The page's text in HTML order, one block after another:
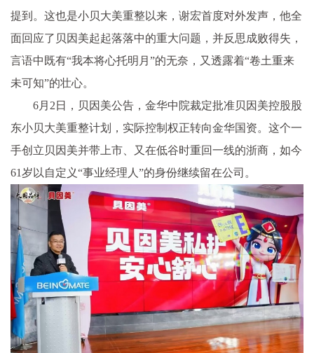
提到。这也是小贝大美重整以来，谢宏首度对外发声，他全
面回应了贝因美起起落落中的重大问题，并反思成败得失，
言语中既有“我本将心托明月”的无奈，又透露着“卷土重来
未可知”的壮心。
6月2日，贝因美公告，金华中院裁定批准贝因美控股股
东小贝大美重整计划，实际控制权正转向金华国资。这个一
手创立贝因美并带上市、又在低谷时重回一线的浙商，如今
61岁以自定义“事业经理人”的身份继续留在公司。